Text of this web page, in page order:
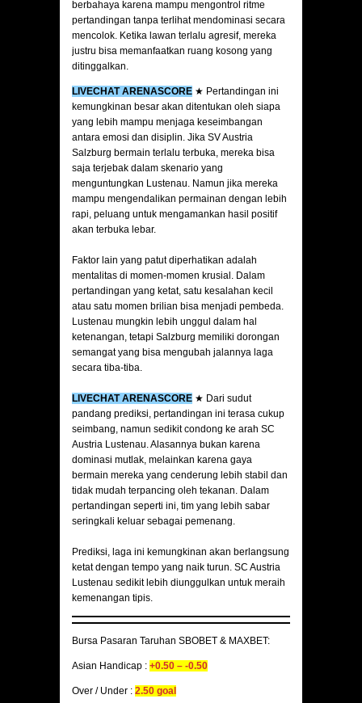
berbahaya karena mampu mengontrol ritme
pertandingan tanpa terlihat mendominasi secara
mencolok. Ketika lawan terlalu agresif, mereka
justru bisa memanfaatkan ruang kosong yang
ditinggalkan.
LIVECHAT ARENASCORE ★ Pertandingan ini
kemungkinan besar akan ditentukan oleh siapa
yang lebih mampu menjaga keseimbangan
antara emosi dan disiplin. Jika SV Austria
Salzburg bermain terlalu terbuka, mereka bisa
saja terjebak dalam skenario yang
menguntungkan Lustenau. Namun jika mereka
mampu mengendalikan permainan dengan lebih
rapi, peluang untuk mengamankan hasil positif
akan terbuka lebar.
Faktor lain yang patut diperhatikan adalah
mentalitas di momen-momen krusial. Dalam
pertandingan yang ketat, satu kesalahan kecil
atau satu momen brilian bisa menjadi pembeda.
Lustenau mungkin lebih unggul dalam hal
ketenangan, tetapi Salzburg memiliki dorongan
semangat yang bisa mengubah jalannya laga
secara tiba-tiba.
LIVECHAT ARENASCORE ★ Dari sudut
pandang prediksi, pertandingan ini terasa cukup
seimbang, namun sedikit condong ke arah SC
Austria Lustenau. Alasannya bukan karena
dominasi mutlak, melainkan karena gaya
bermain mereka yang cenderung lebih stabil dan
tidak mudah terpancing oleh tekanan. Dalam
pertandingan seperti ini, tim yang lebih sabar
seringkali keluar sebagai pemenang.
Prediksi, laga ini kemungkinan akan berlangsung
ketat dengan tempo yang naik turun. SC Austria
Lustenau sedikit lebih diunggulkan untuk meraih
kemenangan tipis.
Bursa Pasaran Taruhan SBOBET & MAXBET:
Asian Handicap : +0.50 – -0.50
Over / Under : 2.50 goal